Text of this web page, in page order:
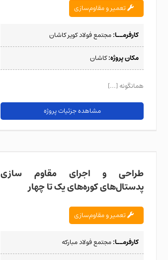
تعمیر و مقاوم‌سازی
کارفرمــا:مجتمع فولاد کویر کاشان
مکان پروژه:کاشان
همان­گونه [...]
مشاهده جزئیات پروژه
طراحی و اجرای مقاوم سازی
پدستال‌های کوره‌های یک تا چهار
تعمیر و مقاوم‌سازی
کارفرمــا:مجتمع فولاد مبارکه